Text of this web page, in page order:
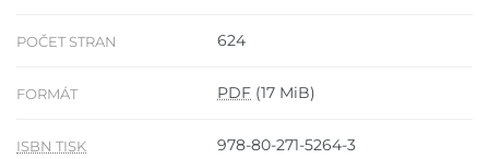
POČET STRAN 624
FORMÁT PDF (17 MiB)
ISBN TISK 978-80-271-5264-3